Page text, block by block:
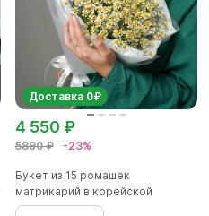
Доставка 0₽
5890 ₽ -23%
4 550 ₽
Букет из 15 ромашек
матрикарий в корейской
матовой плен...